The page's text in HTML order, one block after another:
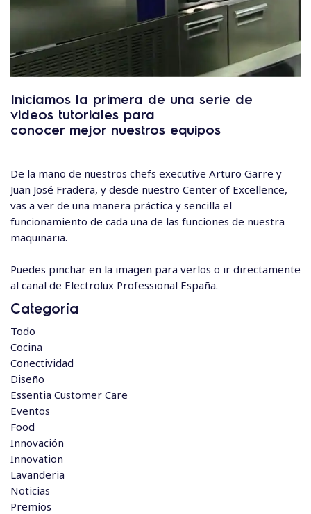
Iniciamos la primera de una serie de
videos tutoriales para
conocer mejor nuestros equipos
De la mano de nuestros chefs executive Arturo Garre y
Juan José Fradera, y desde nuestro Center of Excellence,
vas a ver de una manera práctica y sencilla el
funcionamiento de cada una de las funciones de nuestra
maquinaria.
Puedes pinchar en la imagen para verlos o ir directamente
al canal de Electrolux Professional España.
Categoría
Todo
Cocina
Conectividad
Diseño
Essentia Customer Care
Eventos
Food
Innovación
Innovation
Lavanderia
Noticias
Premios